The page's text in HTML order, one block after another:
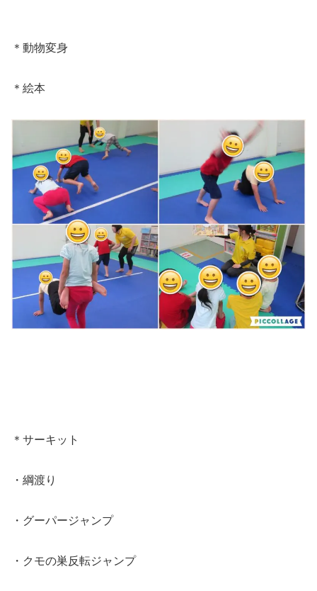
＊動物変身
＊絵本
＊サーキット
・綱渡り
・グーパージャンプ
・クモの巣反転ジャンプ